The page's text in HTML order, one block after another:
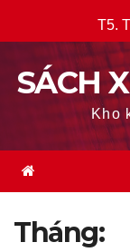
to
content
T5.
SÁCH
Kho
Tháng: